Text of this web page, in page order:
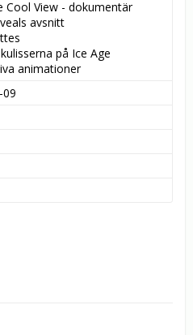
Cool View - dokumentär
avsnitt
på Ice Age
animationer
09